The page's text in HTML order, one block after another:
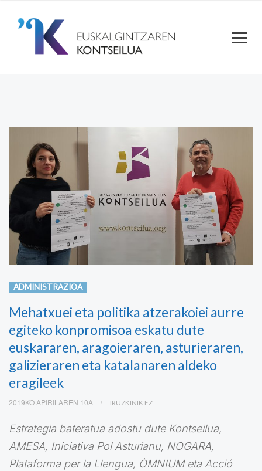
ADMINISTRAZIOA
Mehatxuei eta politika atzerakoiei aurre
egiteko konpromisoa eskatu dute
euskararen, aragoieraren, asturieraren,
galizieraren eta katalanaren aldeko
eragileek
2019KO APIRILAREN 10A IRUZKINIK EZ
Estrategia bateratua adostu dute Kontseilua,
AMESA, Iniciativa Pol Asturianu, NOGARA,
Plataforma per la Llengua, ÒMNIUM eta Acció